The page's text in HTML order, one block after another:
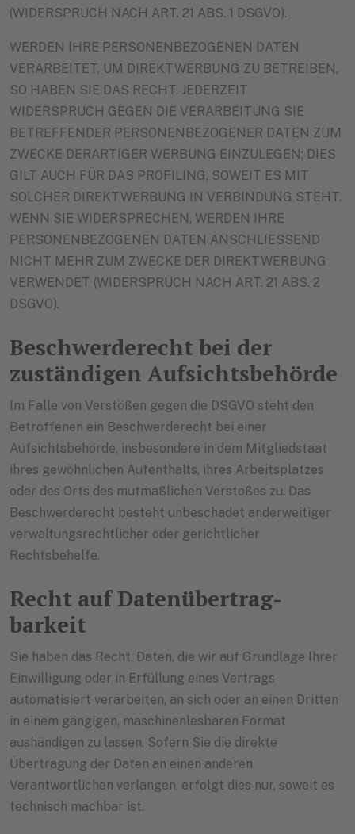
(WIDERSPRUCH NACH ART. 21 ABS. 1 DSGVO).
WERDEN IHRE PERSONENBEZOGENEN DATEN
VERARBEITET, UM DIREKTWERBUNG ZU BETREIBEN,
SO HABEN SIE DAS RECHT, JEDERZEIT
WIDERSPRUCH GEGEN DIE VERARBEITUNG SIE
BETREFFENDER PERSONENBEZOGENER DATEN ZUM
ZWECKE DERARTIGER WERBUNG EINZULEGEN; DIES
GILT AUCH FÜR DAS PROFILING, SOWEIT ES MIT
SOLCHER DIREKTWERBUNG IN VERBINDUNG STEHT.
WENN SIE WIDERSPRECHEN, WERDEN IHRE
PERSONENBEZOGENEN DATEN ANSCHLIESSEND
NICHT MEHR ZUM ZWECKE DER DIREKTWERBUNG
VERWENDET (WIDERSPRUCH NACH ART. 21 ABS. 2
DSGVO).
Beschwerde­recht bei der
zuständigen Aufsichts­behörde
Im Falle von Verstößen gegen die DSGVO steht den
Betroffenen ein Beschwerderecht bei einer
Aufsichtsbehörde, insbesondere in dem Mitgliedstaat
ihres gewöhnlichen Aufenthalts, ihres Arbeitsplatzes
oder des Orts des mutmaßlichen Verstoßes zu. Das
Beschwerderecht besteht unbeschadet anderweitiger
verwaltungsrechtlicher oder gerichtlicher
Rechtsbehelfe.
Recht auf Daten­übertrag­
barkeit
Sie haben das Recht, Daten, die wir auf Grundlage Ihrer
Einwilligung oder in Erfüllung eines Vertrags
automatisiert verarbeiten, an sich oder an einen Dritten
in einem gängigen, maschinenlesbaren Format
aushändigen zu lassen. Sofern Sie die direkte
Übertragung der Daten an einen anderen
Verantwortlichen verlangen, erfolgt dies nur, soweit es
technisch machbar ist.